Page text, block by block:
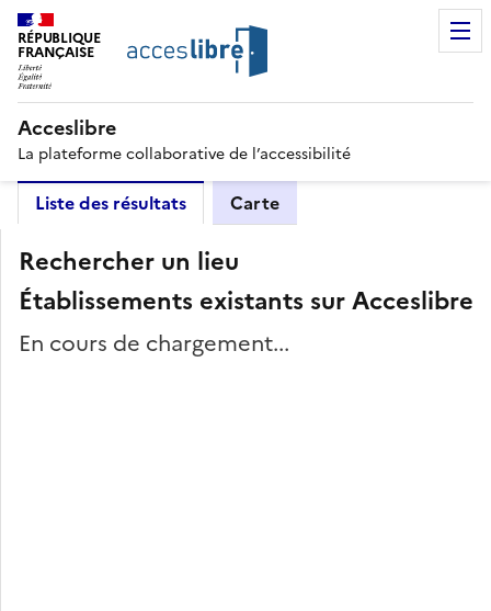
RÉPUBLIQUE
FRANÇAISE
Acceslibre
La plateforme collaborative de l’accessibilité
Liste des résultats Carte
Rechercher un lieu
Établissements existants sur Acceslibre
En cours de chargement...